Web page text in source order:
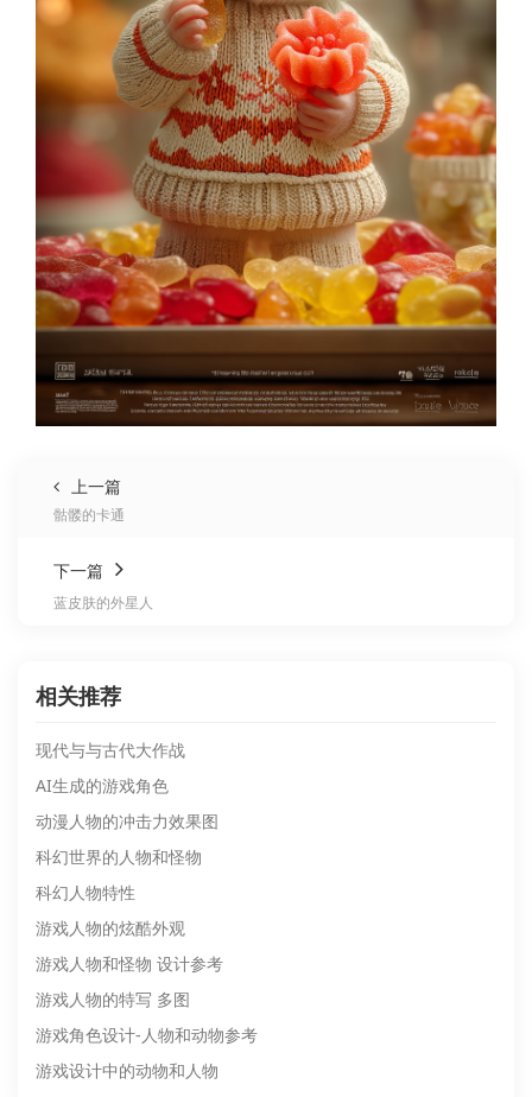
上一篇
骷髅的卡通
下一篇
蓝皮肤的外星人
相关推荐
现代与与古代大作战
AI生成的游戏角色
动漫人物的冲击力效果图
科幻世界的人物和怪物
科幻人物特性
游戏人物的炫酷外观
游戏人物和怪物 设计参考
游戏人物的特写 多图
游戏角色设计-人物和动物参考
游戏设计中的动物和人物